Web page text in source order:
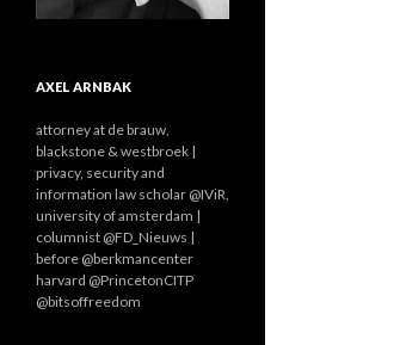
AXEL ARNBAK
attorney at de brauw,
blackstone & westbroek |
privacy, security and
information law scholar @IViR,
university of amsterdam |
columnist @FD_Nieuws |
before @berkmancenter
harvard @PrincetonCITP
@bitsoffreedom